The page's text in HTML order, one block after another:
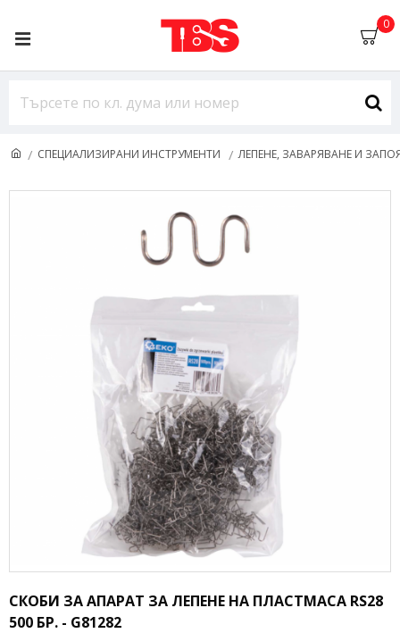
0
СПЕЦИАЛИЗИРАНИ ИНСТРУМЕНТИ ЛЕПЕНЕ, ЗАВАРЯВАНЕ И
СКОБИ ЗА АПАРАТ ЗА ЛЕПЕНЕ НА ПЛАСТМАСА RS28
500 БР. - G81282